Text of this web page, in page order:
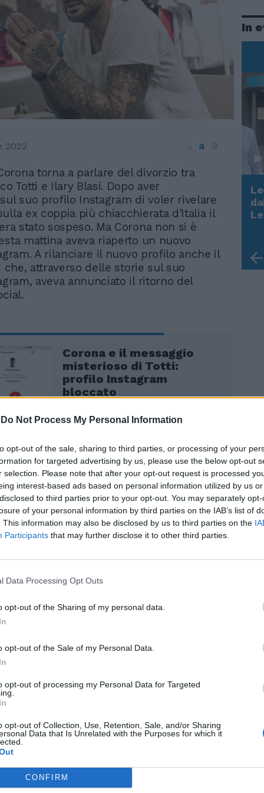
Do Not Process My Personal Information
opt-out of the sale, sharing to third parties, or processing of your
for targeted advertising by us, please use the below opt-out
selection. Please note that after your opt-out request is processed
interest-based ads based on personal information utilized by us
to third parties prior to your opt-out. You may separately
of your personal information by third parties on the IAB’s list of
This information may also be disclosed by us to third parties on the
Participants that may further disclose it to other third parties.
Data Processing Opt Outs
opt-out of the Sharing of my personal data.
opt-out of the Sale of my Personal Data.
opt-out of processing my Personal Data for Targeted
opt-out of Collection, Use, Retention, Sale, and/or Sharing
Data that Is Unrelated with the Purposes for which it
CONFIRM
2022 a
torna a parlare del divorzio tra
Totti e Ilary Blasi. Dopo aver
suo profilo Instagram di voler rivelare
ex coppia più chiacchierata d'Italia il
stato sospeso. Ma Corona non si è
mattina aveva riaperto un nuovo
A rilanciare il nuovo profilo anche il
che, attraverso delle storie sul suo
aveva annunciato il ritorno del
Corona e il messaggio
misterioso di Totti:
profilo Instagram
bloccato
per voi, perché siete voi che lo avete
e gli avete bloccato l'account...
aveva scritto Carlos dal suo profilo
nuovo profilo del padre
Ed effettivamente andando sul
del re dei paparazzi erano visibili delle
ore il nuovo profilo è già scomparso.
mossa di Fabrizio Corona: sembra
abbia preso possesso del profilo del
nuovo messaggio: "Mi hanno chiuso il
segnalazione, nessuna mail: ancora
mettere a tacere con quattro segnalazioni
non verificato. Non ci riuscirete, non ci
La prima uscita di Ilary
dopo le bordate di Totti è
In
Rudy Giuliani a Come States?
Trump, Meloni e la strategia
americana